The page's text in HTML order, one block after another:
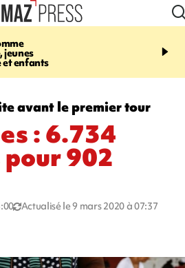
jeunes
et enfants
06:04
à La Réunion - des
avant le premier tour
: 6.734
902
Actualisé le 9 mars 2020 à 07:37